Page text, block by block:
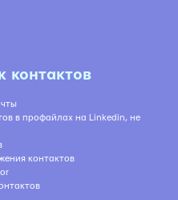
контактов
в профайлах на Linkedin, не
контактов